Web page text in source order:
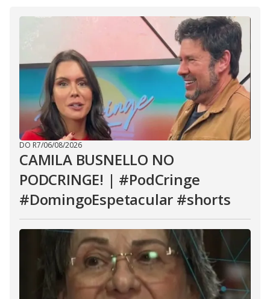
DO R7/06/08/2026
CAMILA BUSNELLO NO
PODCRINGE! | #PodCringe
#DomingoEspetacular #shorts